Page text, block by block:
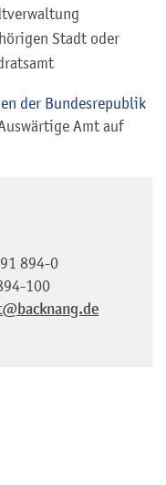
Stadt oder
der Bundesrepublik
Amt auf
894-0
100